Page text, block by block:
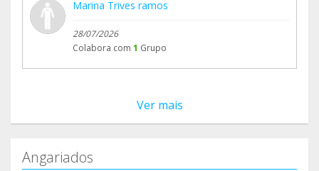
Marina Trives ramos
28/07/2026
Colabora com 1 Grupo
Ver mais
Angariados